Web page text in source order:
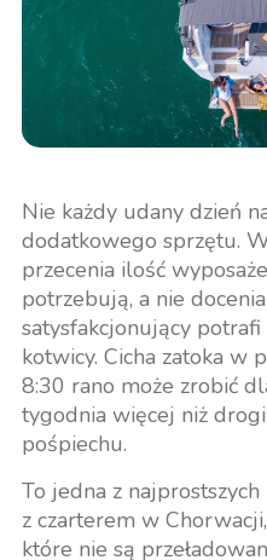
Nie każdy udany dzień
dodatkowego sprzętu.
przecenia ilość
potrzebują, a nie
satysfakcjonujący
kotwicy. Cicha zatoka w
8:30 rano może zrobić
tygodnia więcej niż
pośpiechu.
To jedna z
z czarterem w Chorwacji,
które nie są